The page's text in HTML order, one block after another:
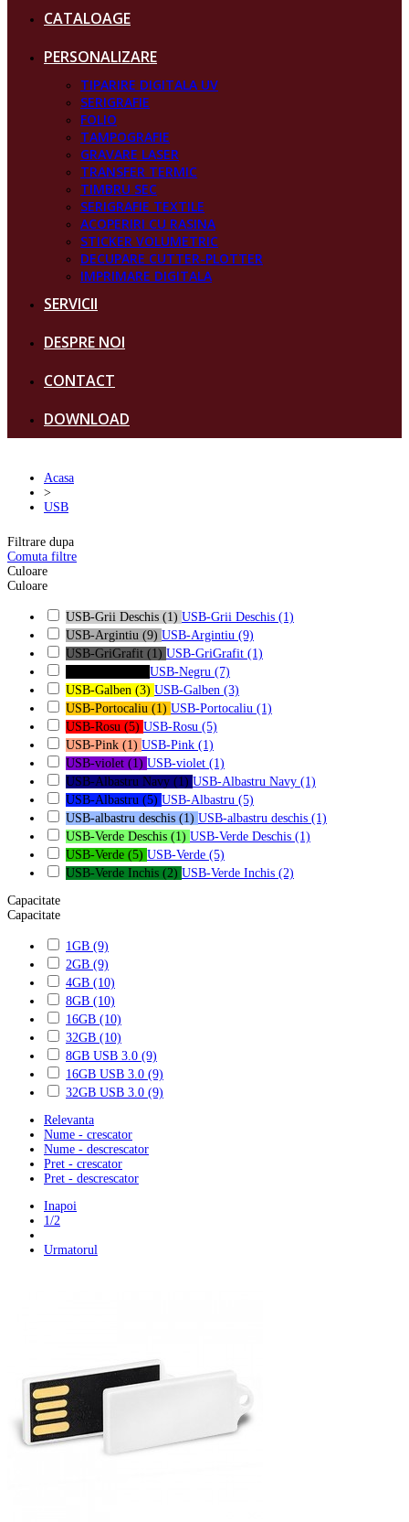
CATALOAGE
PERSONALIZARE
TIPARIRE DIGITALA UV
SERIGRAFIE
FOLIO
TAMPOGRAFIE
GRAVARE LASER
TRANSFER TERMIC
TIMBRU SEC
SERIGRAFIE TEXTILE
ACOPERIRI CU RASINA
STICKER VOLUMETRIC
DECUPARE CUTTER-PLOTTER
IMPRIMARE DIGITALA
SERVICII
DESPRE NOI
CONTACT
DOWNLOAD
Acasa
>
USB
Filtrare dupa
Comuta filtre
Culoare
Culoare
USB-Grii Deschis (1) USB-Grii Deschis (1)
USB-Argintiu (9) USB-Argintiu (9)
USB-GriGrafit (1) USB-GriGrafit (1)
USB-Negru (7)
USB-Galben (3) USB-Galben (3)
USB-Portocaliu (1) USB-Portocaliu (1)
USB-Rosu (5) USB-Rosu (5)
USB-Pink (1) USB-Pink (1)
USB-violet (1) USB-violet (1)
USB-Albastru Navy (1) USB-Albastru Navy (1)
USB-Albastru (5) USB-Albastru (5)
USB-albastru deschis (1) USB-albastru deschis (1)
USB-Verde Deschis (1) USB-Verde Deschis (1)
USB-Verde (5) USB-Verde (5)
USB-Verde Inchis (2) USB-Verde Inchis (2)
Capacitate
Capacitate
1GB (9)
2GB (9)
4GB (10)
8GB (10)
16GB (10)
32GB (10)
8GB USB 3.0 (9)
16GB USB 3.0 (9)
32GB USB 3.0 (9)
Relevanta
Nume - crescator
Nume - descrescator
Pret - crescator
Pret - descrescator
Inapoi
1/2
Urmatorul